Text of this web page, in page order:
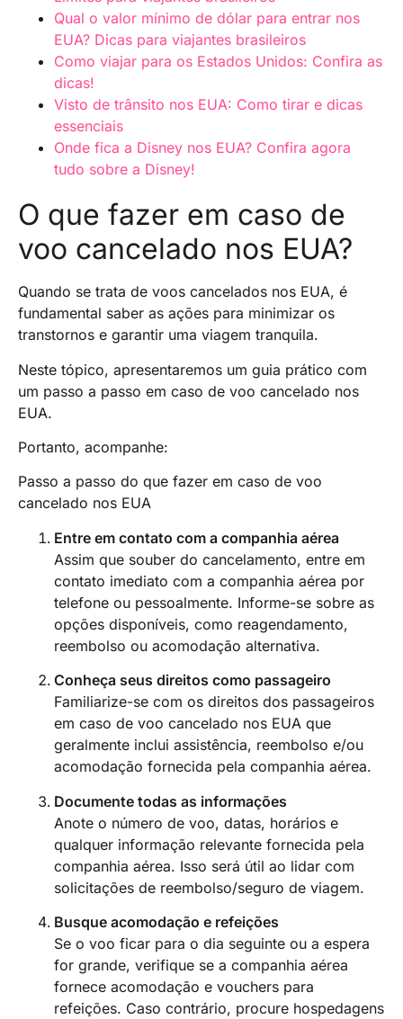
Qual o valor mínimo de dólar para entrar nos
EUA? Dicas para viajantes brasileiros
Como viajar para os Estados Unidos: Confira as
dicas!
Visto de trânsito nos EUA: Como tirar e dicas
essenciais
Onde fica a Disney nos EUA? Confira agora
tudo sobre a Disney!
O que fazer em caso de
voo cancelado nos EUA?
Quando se trata de voos cancelados nos EUA, é
fundamental saber as ações para minimizar os
transtornos e garantir uma viagem tranquila.
Neste tópico, apresentaremos um guia prático com
um passo a passo em caso de voo cancelado nos
EUA.
Portanto, acompanhe:
Passo a passo do que fazer em caso de voo
cancelado nos EUA
Entre em contato com a companhia aérea
Assim que souber do cancelamento, entre em
contato imediato com a companhia aérea por
telefone ou pessoalmente. Informe-se sobre as
opções disponíveis, como reagendamento,
reembolso ou acomodação alternativa.
Conheça seus direitos como passageiro
Familiarize-se com os direitos dos passageiros
em caso de voo cancelado nos EUA que
geralmente inclui assistência, reembolso e/ou
acomodação fornecida pela companhia aérea.
Documente todas as informações
Anote o número de voo, datas, horários e
qualquer informação relevante fornecida pela
companhia aérea. Isso será útil ao lidar com
solicitações de reembolso/seguro de viagem.
Busque acomodação e refeições
Se o voo ficar para o dia seguinte ou a espera
for grande, verifique se a companhia aérea
fornece acomodação e vouchers para
refeições. Caso contrário, procure hospedagens